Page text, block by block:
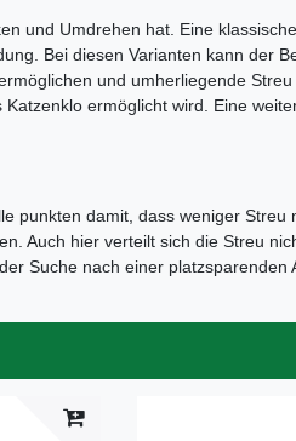
und Umdrehen hat. Eine
Bei diesen Varianten kann der
und umherliegende
ermöglicht wird. Eine
punkten damit, dass weniger Streu
Auch hier verteilt sich die Streu
Suche nach einer platzsparenden